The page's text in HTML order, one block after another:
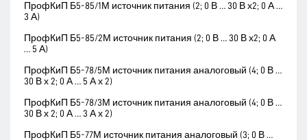
ПрофКиП Б5-85/1М источник питания (2; 0 В … 30 В х2; 0 А …
3 А)
ПрофКиП Б5-85/2М источник питания (2; 0 В … 30 В х2; 0 А
… 5 А)
ПрофКиП Б5-78/5М источник питания аналоговый (4; 0 В …
30 В х 2; 0 А … 5 А х 2)
ПрофКиП Б5-78/3М источник питания аналоговый (4; 0 В …
30 В х 2; 0 А … 3 А х 2)
ПрофКиП Б5-77М источник питания аналоговый (3; 0 В …